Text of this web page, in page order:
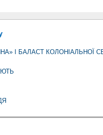
І БАЛАСТ КОЛОНІАЛЬНОЇ